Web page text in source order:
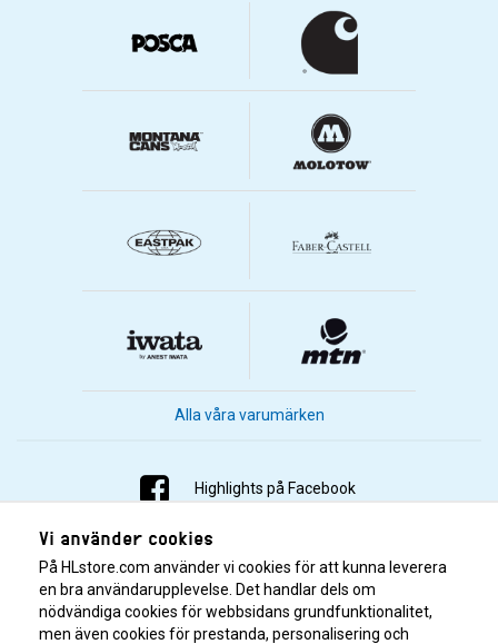
Alla våra varumärken
Highlights på Facebook
Highlights på Instagram
Highlights på Youtube
Highlights på Tiktok
Vi använder cookies
På HLstore.com använder vi cookies för att kunna leverera
en bra användarupplevelse. Det handlar dels om
nödvändiga cookies för webbsidans grundfunktionalitet,
men även cookies för prestanda, personalisering och